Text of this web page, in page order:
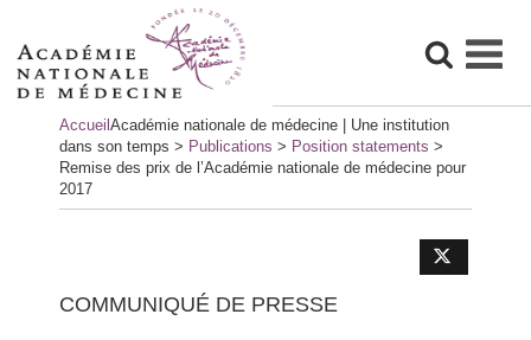
Accueil Académie nationale de médecine | Une institution
dans son temps > Publications > Position statements >
Remise des prix de l’Académie nationale de médecine pour
2017
COMMUNIQUÉ DE PRESSE